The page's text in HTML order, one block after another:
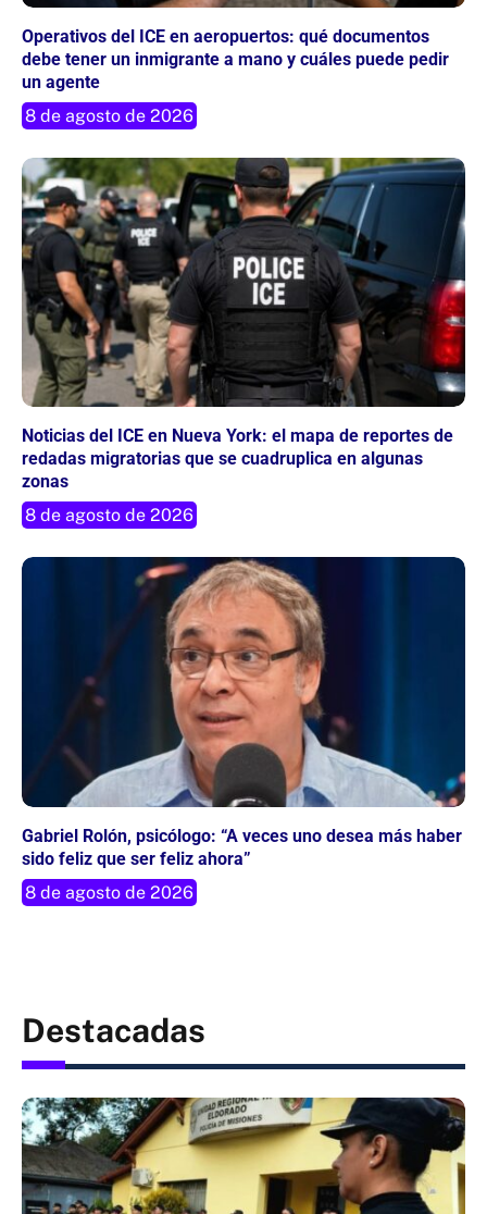
Operativos del ICE en aeropuertos: qué documentos
debe tener un inmigrante a mano y cuáles puede pedir
un agente
8 de agosto de 2026
Noticias del ICE en Nueva York: el mapa de reportes de
redadas migratorias que se cuadruplica en algunas
zonas
8 de agosto de 2026
Gabriel Rolón, psicólogo: “A veces uno desea más haber
sido feliz que ser feliz ahora”
8 de agosto de 2026
Destacadas